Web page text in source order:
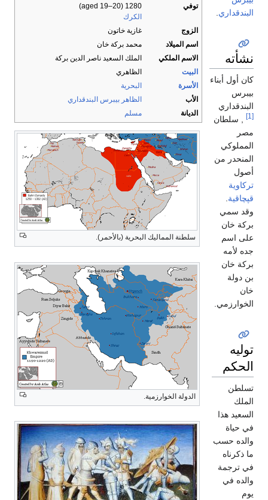
توفي
1280 (aged 19–20)
الكرك
الزوج
غازية خاتون
اسم الميلاد
محمد بركة خان
الاسم الملكي
الملك السعيد ناصر الدين بركة
البيت
الظاهري
الأسرة
البحرية
الأب
الظاهر بيبرس البندقداري
الديانة
مسلم
سلطنة المماليك البحرية (بالأحمر).
البندقداري
نشأته
الدولة الخوارزمية.
كان أول أبناء
بيبرس
البندقداري
[1]
, سلطان
مصر
المملوكي
المنحدر من
أصول
تركاوية
قپچاقية.
وقد سمي
بركة خان
على اسم
جده لأمه
بركة خان
بن دولة
خان
الخوارزمي‏.‏
توليه
الحكم
تسلطن
الملك
السعيد هذا
في حياة
والده حسب
ما ذكرناه
في ترجمة
والده في
يوم